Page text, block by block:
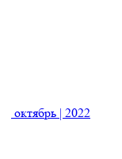
октябрь | 2022